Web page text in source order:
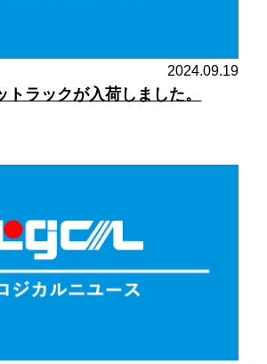
2024.09.19
トラックが入荷しました。